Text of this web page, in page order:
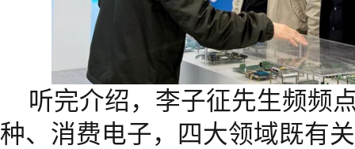
听完介绍，李子征先生频频
种、消费电子，四大领域既有